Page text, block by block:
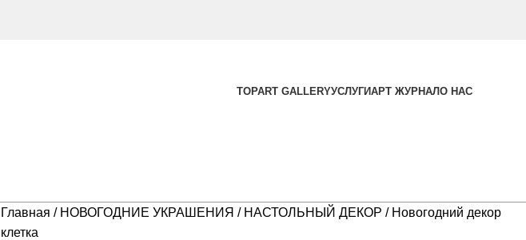
TOPART GALLERYУСЛУГИАРТ ЖУРНАЛО НАС
Главная
НОВОГОДНИЕ УКРАШЕНИЯ НАСТОЛЬНЫЙ ДЕКОР
Новогодний декор
клетка